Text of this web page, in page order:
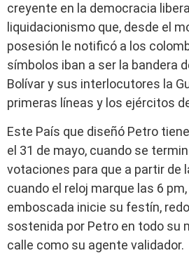
creyente en la democracia
liquidacionismo que, desde el
posesión le notificó a los
símbolos iban a ser la bandera
Bolívar y sus interlocutores la
primeras líneas y los ejércitos
Este País que diseñó Petro
el 31 de mayo, cuando se
votaciones para que a partir de
cuando el reloj marque las 6
emboscada inicie su festín,
sostenida por Petro en todo su
calle como su agente validador.